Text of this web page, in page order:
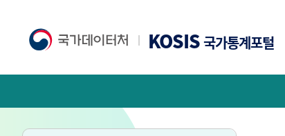
KOSIS국가통계포털